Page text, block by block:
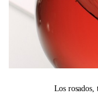
Los rosados,